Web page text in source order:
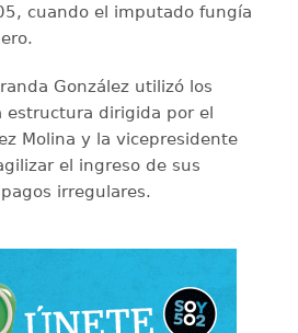
cuando el imputado fungía
González utilizó los
estructura dirigida por el
Molina y la vicepresidente
el ingreso de sus
irregulares.